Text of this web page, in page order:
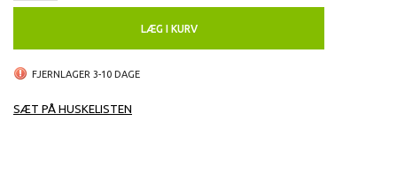
LÆG I KURV
FJERNLAGER 3-10 DAGE
SÆT PÅ HUSKELISTEN